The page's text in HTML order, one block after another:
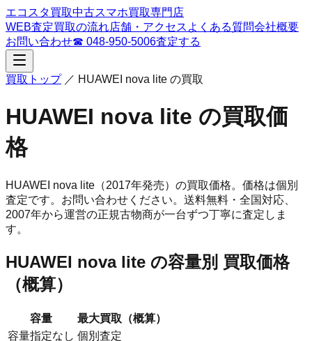
エコスタ買取中古スマホ買取専門店
WEB査定買取の流れ店舗・アクセス よくある質問会社概要
お問い合わせ☎ 048-950-5006査定する
買取トップ／ HUAWEI nova lite の買取
HUAWEI nova lite の買取価
格
HUAWEI nova lite （2017年発売） の買取価格。 価格は個別
査定です。お問い合わせください。 送料無料・全国対応、
2007年から運営の正規古物商が一台ずつ丁寧に査定しま
す。
HUAWEI nova lite の容量別 買取価格
（概算）
容量
最大買取（概算）
容量指定なし 個別査定